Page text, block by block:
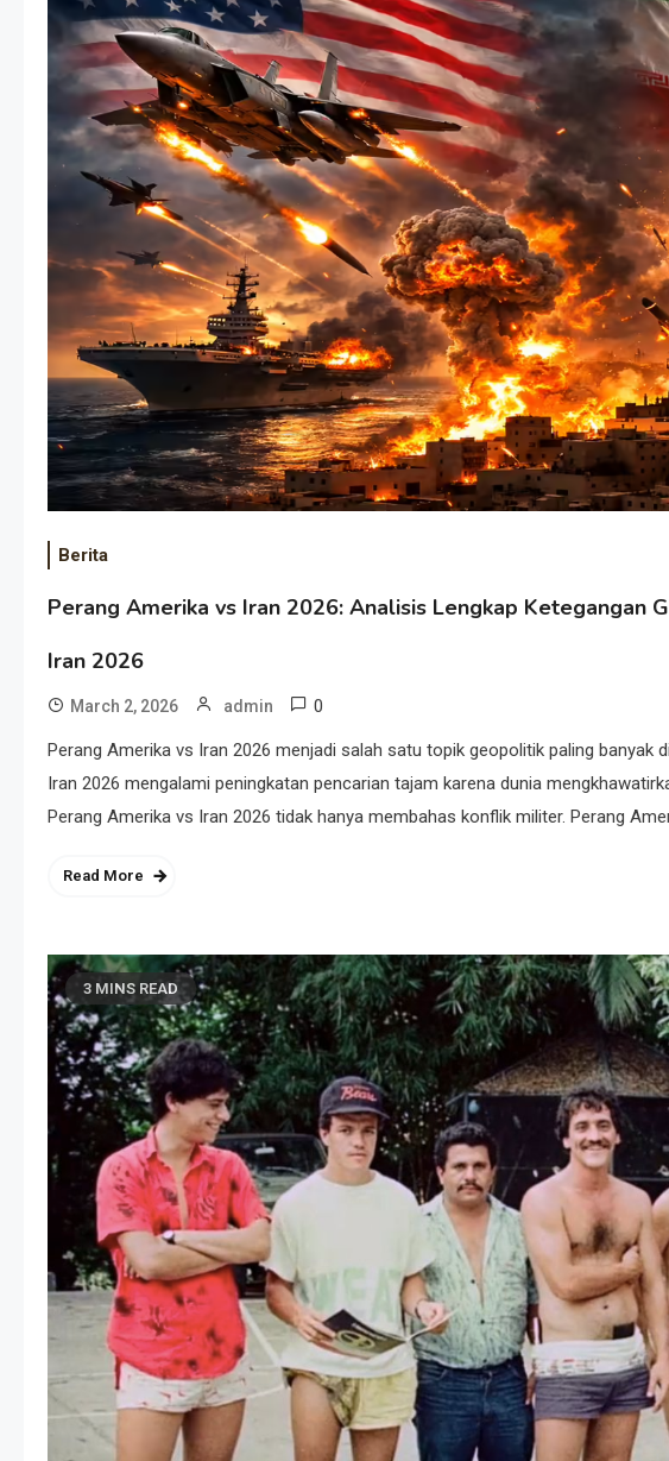
Berita
Perang Amerika vs Iran 2026: Analisis Lengkap Ketegangan
Iran 2026
March 2, 2026 admin 0
Perang Amerika vs Iran 2026 menjadi salah satu topik geopolitik paling banyak
Iran 2026 mengalami peningkatan pencarian tajam karena dunia
Perang Amerika vs Iran 2026 tidak hanya membahas konflik militer. Perang
Read More
3 MINS READ